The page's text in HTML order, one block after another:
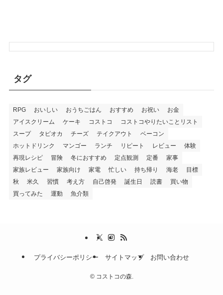
タグ
RPG おいしい おうちごはん おすすめ お祝い
お金
アイスクリーム
ケーキ コストコ
コストコやりたいことリスト
スープ
タピオカ チーズ テイクアウト
ベーコン
ホットドリンク
マンゴー ランチ リピート レビュー
体験
再現レシピ
冒険 冬におすすめ 定点観測 定番
家事
家族レビュー
家族向け 家電 忙しい 持ち帰り 海老
目標
秋
米久 習慣 考え方 自己啓発 誕生日 読書
買い物
買ってみた
運動 魚介類
プライバシーポリシー サイトマップ お問い合わせ
©コストコの森.